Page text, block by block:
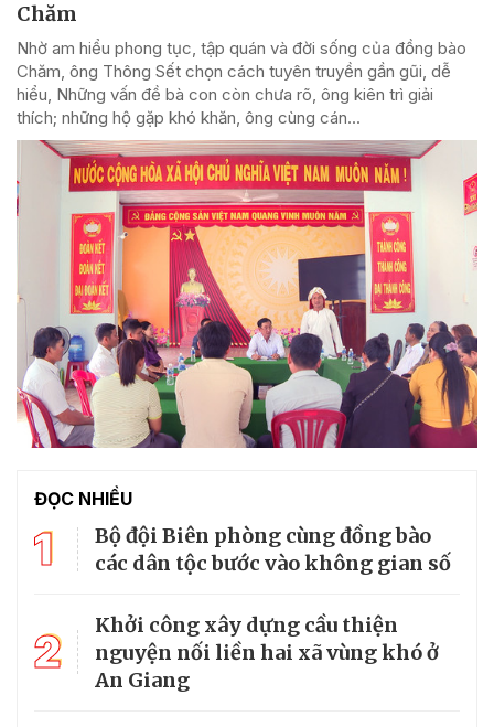
Chăm
Nhờ am hiểu phong tục, tập quán và đời sống của đồng bào
Chăm, ông Thông Sết chọn cách tuyên truyền gần gũi, dễ
hiểu, Những vấn đề bà con còn chưa rõ, ông kiên trì giải
thích; những hộ gặp khó khăn, ông cùng cán...
ĐỌC NHIỀU
1
Bộ đội Biên phòng cùng đồng bào
các dân tộc bước vào không gian số
2
Khởi công xây dựng cầu thiện
nguyện nối liền hai xã vùng khó ở
An Giang